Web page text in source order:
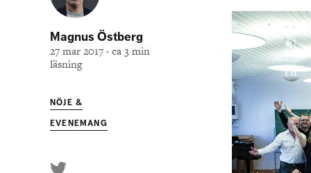
Magnus Östberg
27 mar 2017 · ca 3 min
läsning
NÖJE &
EVENEMANG